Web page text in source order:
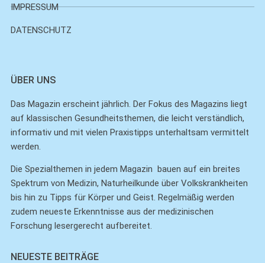
IMPRESSUM
DATENSCHUTZ
ÜBER UNS
Das Magazin erscheint jährlich. Der Fokus des Magazins liegt
auf klassischen Gesundheitsthemen, die leicht verständlich,
informativ und mit vielen Praxistipps unterhaltsam vermittelt
werden.
Die Spezialthemen in jedem Magazin bauen auf ein breites
Spektrum von Medizin, Naturheilkunde über Volkskrankheiten
bis hin zu Tipps für Körper und Geist. Regelmäßig werden
zudem neueste Erkenntnisse aus der medizinischen
Forschung lesergerecht aufbereitet.
NEUESTE BEITRÄGE